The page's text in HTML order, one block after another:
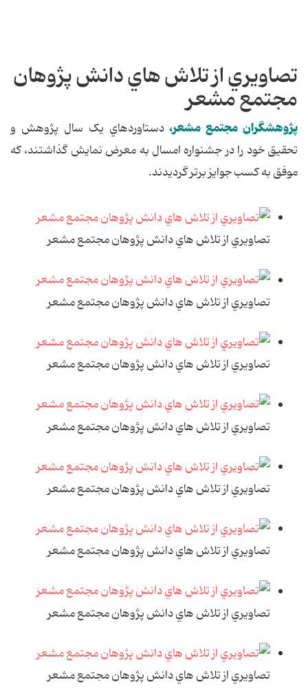
تصاويري از تلاش هاي دانش پژوهان
مجتمع مشعر
پژوهشگران مجتمع مشعر، دستاوردهاي يک سال پژوهش و
تحقيق خود را در جشنواره امسال به معرض نمايش گذاشتند، که
موفق به کسب جوايز برتر گرديدند.
تصاويري از تلاش هاي دانش پژوهان مجتمع مشعر
تصاويري از تلاش هاي دانش پژوهان مجتمع مشعر
تصاويري از تلاش هاي دانش پژوهان مجتمع مشعر
تصاويري از تلاش هاي دانش پژوهان مجتمع مشعر
تصاويري از تلاش هاي دانش پژوهان مجتمع مشعر
تصاويري از تلاش هاي دانش پژوهان مجتمع مشعر
تصاويري از تلاش هاي دانش پژوهان مجتمع مشعر
تصاويري از تلاش هاي دانش پژوهان مجتمع مشعر